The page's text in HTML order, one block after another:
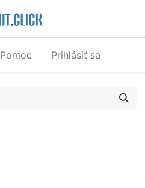
Pomoc Prihlásiť sa